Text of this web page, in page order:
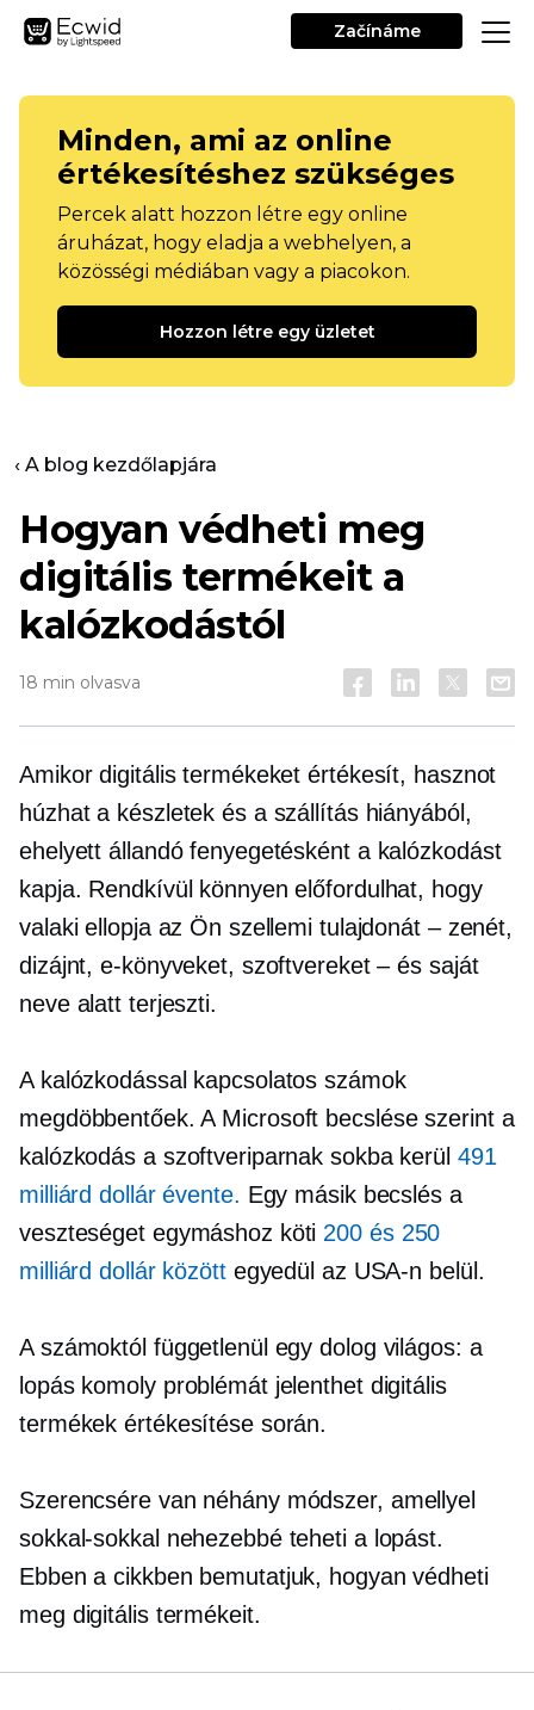
Začínáme
Minden, ami az online
értékesítéshez szükséges
Percek alatt hozzon létre egy online
áruházat, hogy eladja a webhelyen, a
közösségi médiában vagy a piacokon.
Hozzon létre egy üzletet
‹ A blog kezdőlapjára
Hogyan védheti meg
digitális termékeit a
kalózkodástól
18 min olvasva
Amikor digitális termékeket értékesít, hasznot
húzhat a készletek és a szállítás hiányából,
ehelyett állandó fenyegetésként a kalózkodást
kapja. Rendkívül könnyen előfordulhat, hogy
valaki ellopja az Ön szellemi tulajdonát – zenét,
dizájnt, e-könyveket, szoftvereket – és saját
neve alatt terjeszti.
A kalózkodással kapcsolatos számok
megdöbbentőek. A Microsoft becslése szerint a
kalózkodás a szoftveriparnak sokba kerül 491
milliárd dollár évente. Egy másik becslés a
veszteséget egymáshoz köti 200 és 250
milliárd dollár közöttegyedül az USA-n belül.
A számoktól függetlenül egy dolog világos: a
lopás komoly problémát jelenthet digitális
termékek értékesítése során.
Szerencsére van néhány módszer, amellyel
sokkal-sokkal nehezebbé teheti a lopást.
Ebben a cikkben bemutatjuk, hogyan védheti
meg digitális termékeit.